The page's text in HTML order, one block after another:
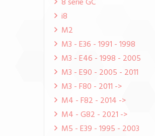
i8
M2
M3 - E36 - 1991 - 1998
M3 - E46 - 1998 - 2005
M3 - E90 - 2005 - 2011
M3 - F80 - 2011 ->
M4 - F82 - 2014 ->
M4 - G82 - 2021 ->
M5 - E39 - 1995 - 2003